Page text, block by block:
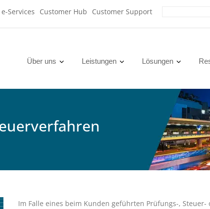
Services Customer Hub Customer Support
Über uns Leistungen Lösungen
Im Falle eines beim Kunden geführten Prüfungs-,